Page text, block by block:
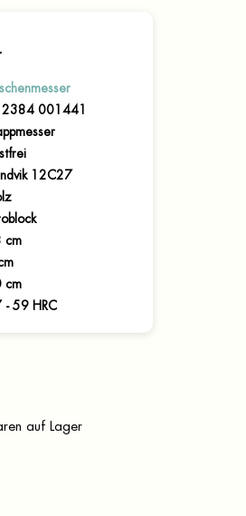
001441
12C27
cm
cm
- 59 HRC
auf Lager